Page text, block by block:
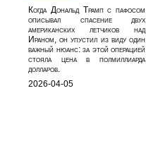
Когда Дональд Трамп с пафосом
описывал спасение двух
американских летчиков над
Ираном, он упустил из виду один
важный нюанс: за этой операцией
стояла цена в полмиллиарда
долларов.
2026-04-05